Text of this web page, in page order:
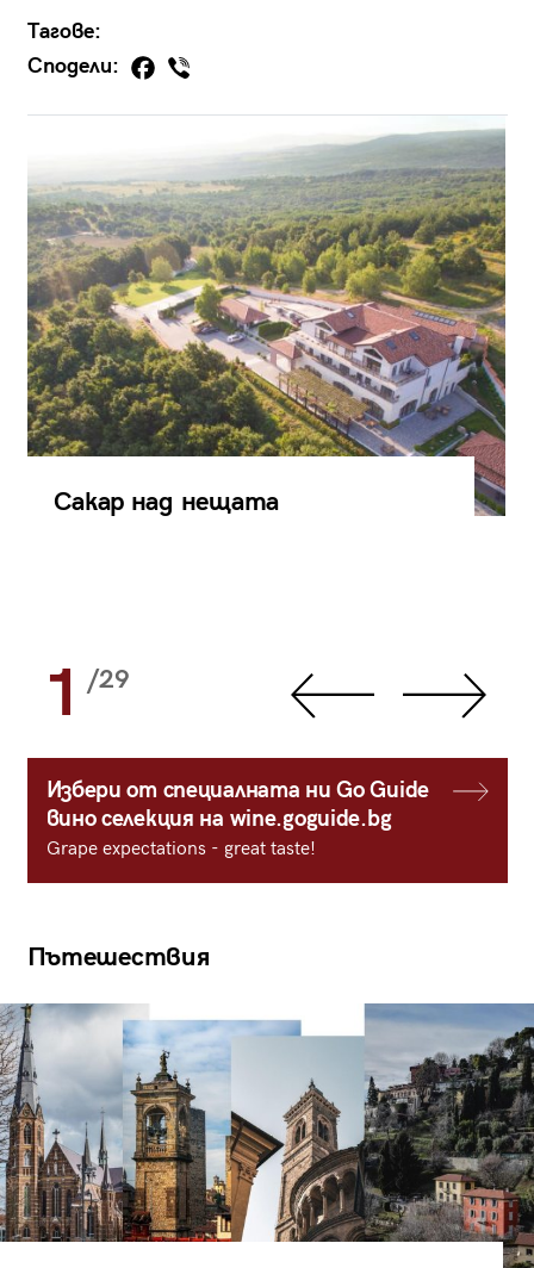
Тагове:
Сподели:
Сакар над нещата
1 /29
Избери от специалната ни Go Guide
вино селекция на wine.goguide.bg
Grape expectations - great taste!
Пътешествия